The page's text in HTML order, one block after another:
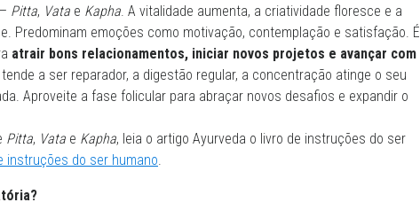
Pitta, Vata e Kapha. A vitalidade aumenta, a criatividade floresce e a
Predominam emoções como motivação, contemplação e satisfação. É
atrair bons relacionamentos, iniciar novos projetos e avançar com
tende a ser reparador, a digestão regular, a concentração atinge o seu
Aproveite a fase folicular para abraçar novos desafios e expandir o
Pitta, Vata e Kapha, leia o artigo Ayurveda o livro de instruções do ser
instruções do ser humano.